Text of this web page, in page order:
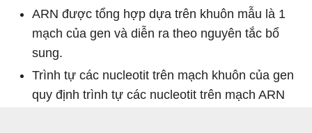
ARN được tổng hợp dựa trên khuôn mẫu là 1
mạch của gen và diễn ra theo nguyên tắc bổ
sung.
Trình tự các nucleotit trên mạch khuôn của gen
quy định trình tự các nucleotit trên mạch ARN